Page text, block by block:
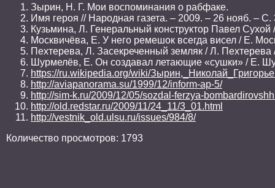
Зырин, Н. Г. Мои воспоминания о рабфаке.
Имя героя // Народная газета. – 2009. – 26 нояб. – С.
Кузьмина, Л. Генеральный конструктор Павел
Москвичёва, Е. У него ремешок всегда висел / Е.
Пехтерева, Л. Засекреченный земляк / Л.
Шурмелёв, Е. Он создавал летающие «сушки» / Е.
https://ru.wikipedia.org/wiki/
http://aviapanorama.su/1999/12/inform-ap-5/
http://sim-k.ru/2009/12/05/sozdal-ferzya-
http://old.redstar.ru/2009/11/24_11/3_01.html
http://vestnik_old.ulsu.ru/issues/984/8/
Количество просмотров: 1793